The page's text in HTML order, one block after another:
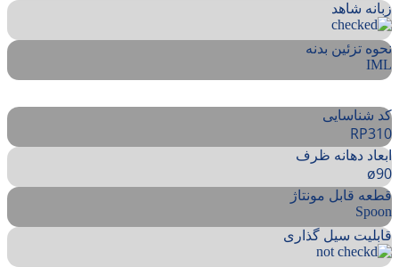
زبانه شاهد
نحوه تزئین بدنه
IML
کد شناسایی
RP310
ابعاد دهانه ظرف
ø90
قطعه قابل مونتاژ
Spoon
قابلیت سیل گذاری